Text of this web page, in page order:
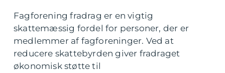
Fagforening fradrag er en vigtig
skattemæssig fordel for personer, der er
medlemmer af fagforeninger. Ved at
reducere skattebyrden giver fradraget
økonomisk støtte til